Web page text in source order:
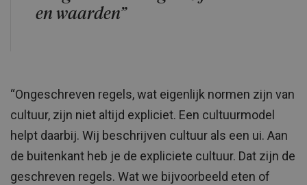
en waarden”
“Ongeschreven regels, wat eigenlijk normen zijn van
cultuur, zijn niet altijd expliciet. Een cultuurmodel
helpt daarbij. Wij beschrijven cultuur als een ui. Aan
de buitenkant heb je de expliciete cultuur. Dat zijn de
geschreven regels. Wat we bijvoorbeeld eten of